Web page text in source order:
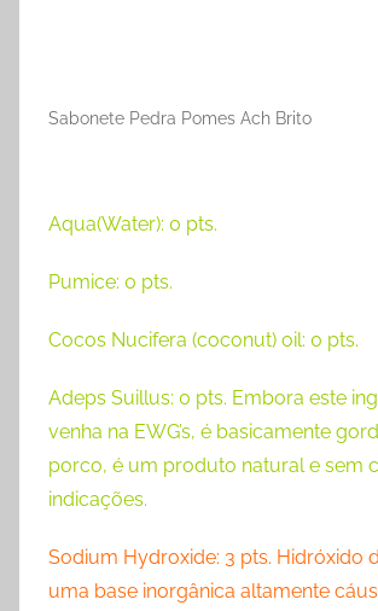
Sabonete Pedra Pomes Ach Brito
Aqua(Water): 0 pts.
Pumice: 0 pts.
Cocos Nucifera (coconut) oil: 0 pts.
Adeps Suillus: 0 pts. Embora este
venha na EWG’s, é basicamente
porco, é um produto natural e sem
indicações.
Sodium Hydroxide: 3 pts. Hidróxido
uma base inorgânica altamente